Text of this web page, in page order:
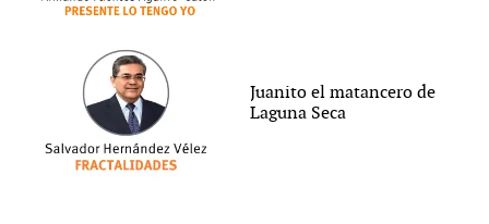
Juanito el matancero de
Laguna Seca